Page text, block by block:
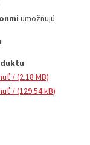
umožňujú
/ (2.18 MB)
/ (129.54 kB)